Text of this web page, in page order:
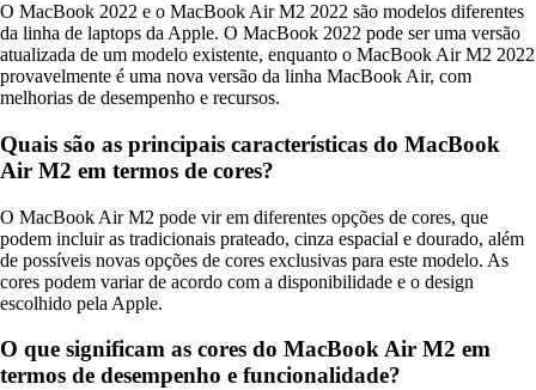
O MacBook 2022 e o MacBook Air M2 2022 são modelos diferentes
da linha de laptops da Apple. O MacBook 2022 pode ser uma versão
atualizada de um modelo existente, enquanto o MacBook Air M2 2022
provavelmente é uma nova versão da linha MacBook Air, com
melhorias de desempenho e recursos.
Quais são as principais características do MacBook
Air M2 em termos de cores?
O MacBook Air M2 pode vir em diferentes opções de cores, que
podem incluir as tradicionais prateado, cinza espacial e dourado, além
de possíveis novas opções de cores exclusivas para este modelo. As
cores podem variar de acordo com a disponibilidade e o design
escolhido pela Apple.
O que significam as cores do MacBook Air M2 em
termos de desempenho e funcionalidade?